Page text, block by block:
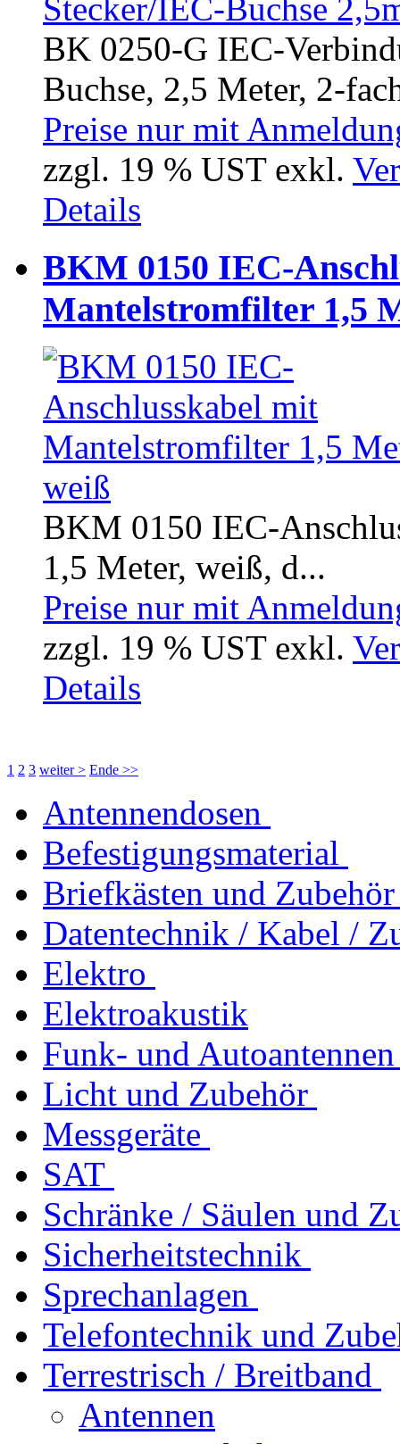
BK 0250-G IEC-
Buchse, 2,5 Meter, 2-
Preise nur mit
zzgl. 19 % UST exkl.
Details
BKM 0150 IEC-
Mantelstromfilter 1,5
BKM 0150 IEC-
1,5 Meter, weiß, d...
Preise nur mit
zzgl. 19 % UST exkl.
Details
1 2 3 weiter > Ende >>
Antennendosen
Befestigungsmaterial
Briefkästen und Zubehör
Datentechnik / Kabel /
Elektro
Elektroakustik
Funk- und Autoantennen
Licht und Zubehör
Messgeräte
SAT
Schränke / Säulen und
Sicherheitstechnik
Sprechanlagen
Telefontechnik und
Terrestrisch / Breitband
Antennen